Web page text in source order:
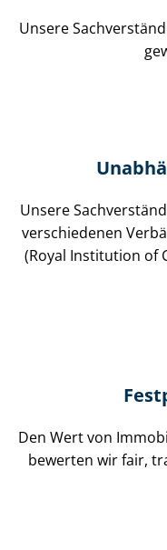
Unsere
Unsere
verschiedenen
(Royal Institution of
Den Wert von
bewerten wir fair,